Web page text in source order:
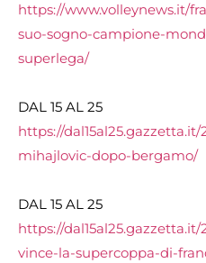
https://www.volleynews.it/
suo-sogno-campione-
superlega/
DAL 15 AL 25
https://
mihajlovic-dopo-bergamo/
DAL 15 AL 25
https://
vince-la-supercoppa-di-